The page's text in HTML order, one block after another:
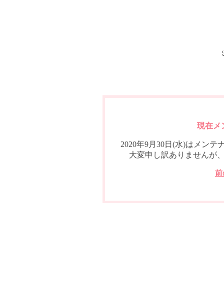
現在メ
2020年9月30日(水)はメンテ
大変申し訳ありませんが
前